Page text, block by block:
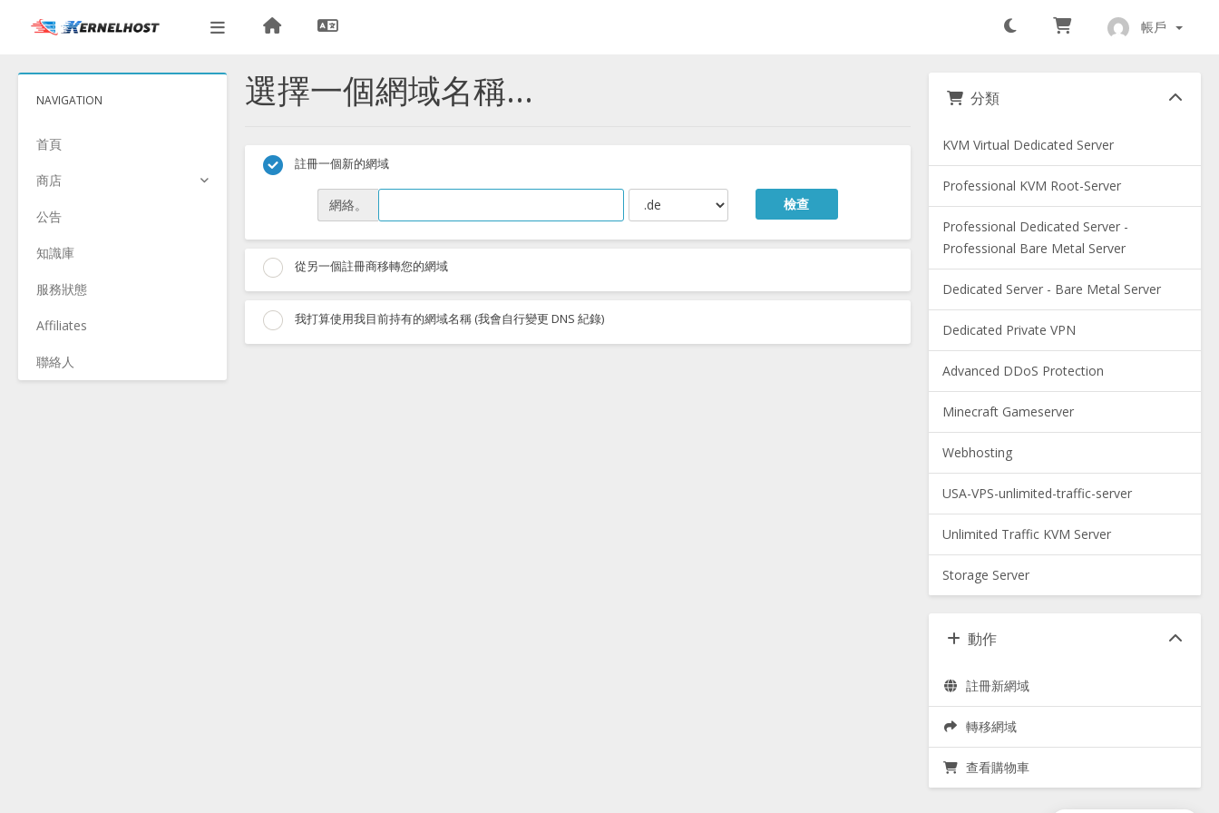
帳戶
NAVIGATION
首頁
商店
公告
知識庫
服務狀態
Affiliates
聯絡人
選擇一個網域名稱...
註冊一個新的網域
網絡。 檢查
從另一個註冊商移轉您的網域
我打算使用我目前持有的網域名稱 (我會自行變更 DNS 紀錄)
分類
KVM Virtual Dedicated Server
Professional KVM Root-Server
Professional Dedicated Server -
Professional Bare Metal Server
Dedicated Server - Bare Metal Server
Dedicated Private VPN
Advanced DDoS Protection
Minecraft Gameserver
Webhosting
USA-VPS-unlimited-traffic-server
Unlimited Traffic KVM Server
Storage Server
動作
註冊新網域
轉移網域
查看購物車